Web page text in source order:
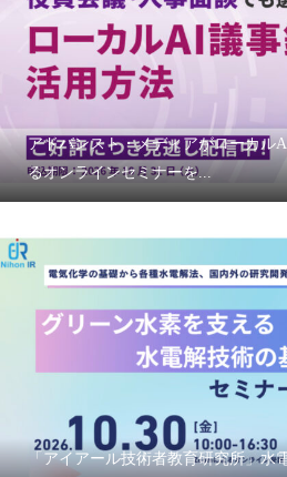
アドバンスト・メディアがローカル
るオンラインセミナーを...
「アイアール技術者教育研究所」水